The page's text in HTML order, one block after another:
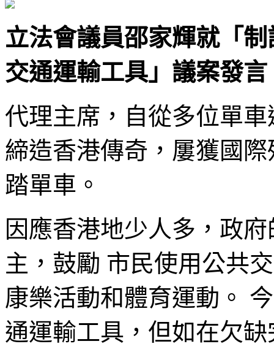
立法會議員邵家輝就「
交通運輸工具」議案發言
代理主席，自從多位單
締造香港傳奇，屢獲國
踏單車。
因應香港地少人多，政
主，鼓勵 市民使用公共
康樂活動和體育運動。
通運輸工具，但如在欠